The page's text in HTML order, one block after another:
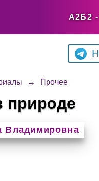
А2Б2
→ Прочее
природе
Владимировна